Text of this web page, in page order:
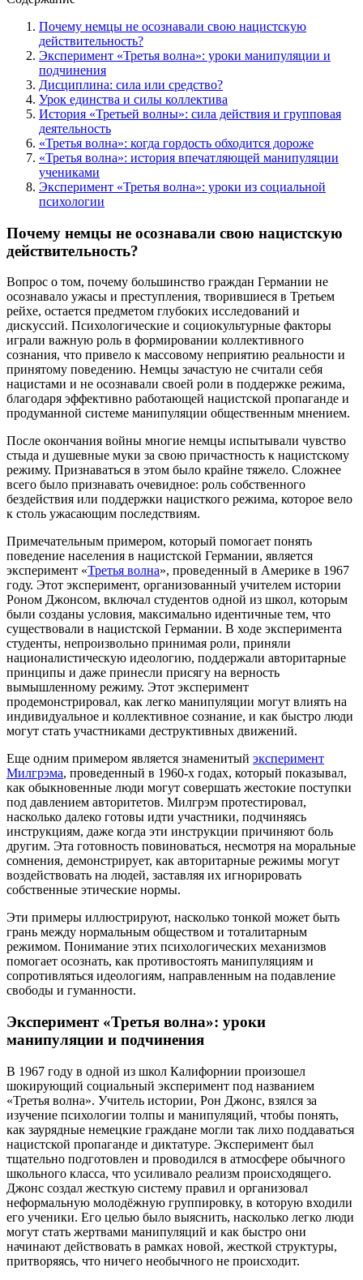
Почему немцы не осознавали свою нацистскую
действительность?
Эксперимент «Третья волна»: уроки манипуляции и
подчинения
Дисциплина: сила или средство?
Урок единства и силы коллектива
История «Третьей волны»: сила действия и групповая
деятельность
«Третья волна»: когда гордость обходится дороже
«Третья волна»: история впечатляющей манипуляции
учениками
Эксперимент «Третья волна»: уроки из социальной
психологии
Почему немцы не осознавали свою нацистскую
действительность?
Вопрос о том, почему большинство граждан Германии не
осознавало ужасы и преступления, творившиеся в Третьем
рейхе, остается предметом глубоких исследований и
дискуссий. Психологические и социокультурные факторы
играли важную роль в формировании коллективного
сознания, что привело к массовому неприятию реальности и
принятому поведению. Немцы зачастую не считали себя
нацистами и не осознавали своей роли в поддержке режима,
благодаря эффективно работающей нацистской пропаганде и
продуманной системе манипуляции общественным мнением.
После окончания войны многие немцы испытывали чувство
стыда и душевные муки за свою причастность к нацистскому
режиму. Признаваться в этом было крайне тяжело. Сложнее
всего было признавать очевидное: роль собственного
бездействия или поддержки нацисткого режима, которое вело
к столь ужасающим последствиям.
Примечательным примером, который помогает понять
поведение населения в нацистской Германии, является
эксперимент «Третья волна», проведенный в Америке в 1967
году. Этот эксперимент, организованный учителем истории
Роном Джонсом, включал студентов одной из школ, которым
были созданы условия, максимально идентичные тем, что
существовали в нацистской Германии. В ходе эксперимента
студенты, непроизвольно принимая роли, приняли
националистическую идеологию, поддержали авторитарные
принципы и даже принесли присягу на верность
вымышленному режиму. Этот эксперимент
продемонстрировал, как легко манипуляции могут влиять на
индивидуальное и коллективное сознание, и как быстро люди
могут стать участниками деструктивных движений.
Еще одним примером является знаменитый эксперимент
Милгрэма, проведенный в 1960-х годах, который показывал,
как обыкновенные люди могут совершать жестокие поступки
под давлением авторитетов. Милгрэм протестировал,
насколько далеко готовы идти участники, подчиняясь
инструкциям, даже когда эти инструкции причиняют боль
другим. Эта готовность повиноваться, несмотря на моральные
сомнения, демонстрирует, как авторитарные режимы могут
воздействовать на людей, заставляя их игнорировать
собственные этические нормы.
Эти примеры иллюстрируют, насколько тонкой может быть
грань между нормальным обществом и тоталитарным
режимом. Понимание этих психологических механизмов
помогает осознать, как противостоять манипуляциям и
сопротивляться идеологиям, направленным на подавление
свободы и гуманности.
Эксперимент «Третья волна»: уроки
манипуляции и подчинения
В 1967 году в одной из школ Калифорнии произошел
шокирующий социальный эксперимент под названием
«Третья волна». Учитель истории, Рон Джонс, взялся за
изучение психологии толпы и манипуляций, чтобы понять,
как заурядные немецкие граждане могли так лихо поддаваться
нацистской пропаганде и диктатуре. Эксперимент был
тщательно подготовлен и проводился в атмосфере обычного
школьного класса, что усиливало реализм происходящего.
Джонс создал жесткую систему правил и организовал
неформальную молодёжную группировку, в которую входили
его ученики. Его целью было выяснить, насколько легко люди
могут стать жертвами манипуляций и как быстро они
начинают действовать в рамках новой, жесткой структуры,
притворяясь, что ничего необычного не происходит.